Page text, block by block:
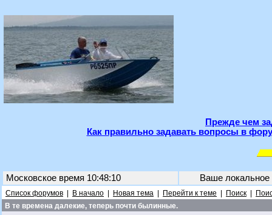
Прежде чем
Как правильно задавать вопросы в
Московское время 10:48:10 Ваше
Список форумов В начало Новая тема Перейти к теме Поиск
В те времена далекие, теперь почти былинные.